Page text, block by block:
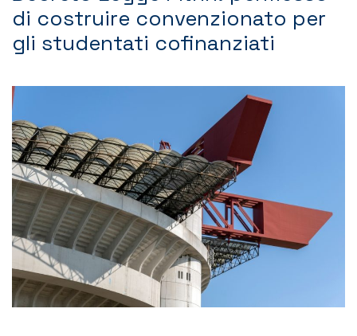
Contatti
di costruire convenzionato per
gli studentati cofinanziati